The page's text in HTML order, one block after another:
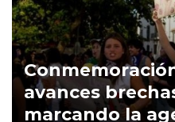
avances
marcando la